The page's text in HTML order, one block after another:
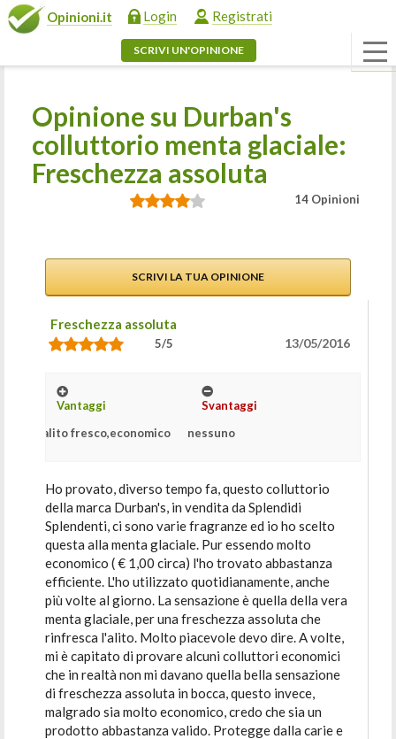
Opinioni.it Login Registrati
SCRIVI UN'OPINIONE
Opinione su Durban's
colluttorio menta glaciale:
Freschezza assoluta
14 Opinioni
SCRIVI LA TUA OPINIONE
Freschezza assoluta
5/5 13/05/2016
Vantaggi
alito fresco,economico
Svantaggi
nessuno
Ho provato, diverso tempo fa, questo colluttorio
della marca Durban's, in vendita da Splendidi
Splendenti, ci sono varie fragranze ed io ho scelto
questa alla menta glaciale. Pur essendo molto
economico ( € 1,00 circa) l'ho trovato abbastanza
efficiente. L'ho utilizzato quotidianamente, anche
più volte al giorno. La sensazione è quella della vera
menta glaciale, per una freschezza assoluta che
rinfresca l'alito. Molto piacevole devo dire. A volte,
mi è capitato di provare alcuni colluttori economici
che in realtà non mi davano quella bella sensazione
di freschezza assoluta in bocca, questo invece,
malgrado sia molto economico, credo che sia un
prodotto abbastanza valido. Protegge dalla carie e